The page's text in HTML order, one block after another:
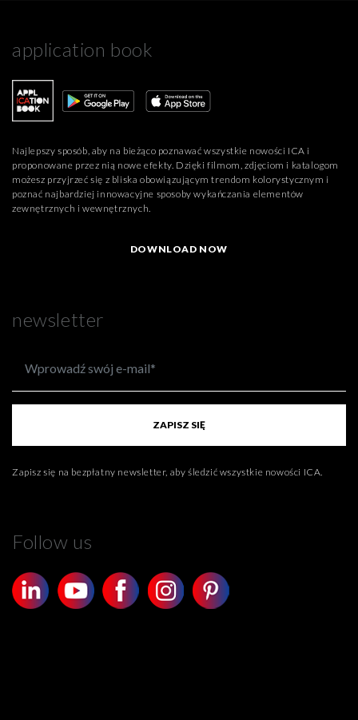
application book
Najlepszy sposób, aby na bieżąco poznawać wszystkie nowości ICA i
proponowane przez nią nowe efekty. Dzięki filmom, zdjęciom i katalogom
możesz przyjrzeć się z bliska obowiązującym trendom kolorystycznym i
poznać najbardziej innowacyjne sposoby wykańczania elementów
zewnętrznych i wewnętrznych.
DOWNLOAD NOW
newsletter
ZAPISZ SIĘ
Zapisz się na bezpłatny newsletter, aby śledzić wszystkie nowości ICA.
Follow us